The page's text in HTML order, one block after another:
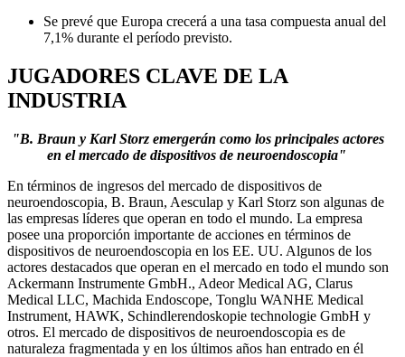
Se prevé que Europa crecerá a una tasa compuesta anual del
7,1% durante el período previsto.
JUGADORES CLAVE DE LA
INDUSTRIA
"B. Braun y Karl Storz emergerán como los principales actores
en el mercado de dispositivos de neuroendoscopia"
En términos de ingresos del mercado de dispositivos de
neuroendoscopia, B. Braun, Aesculap y Karl Storz son algunas de
las empresas líderes que operan en todo el mundo. La empresa
posee una proporción importante de acciones en términos de
dispositivos de neuroendoscopia en los EE. UU. Algunos de los
actores destacados que operan en el mercado en todo el mundo son
Ackermann Instrumente GmbH., Adeor Medical AG, Clarus
Medical LLC, Machida Endoscope, Tonglu WANHE Medical
Instrument, HAWK, Schindlerendoskopie technologie GmbH y
otros. El mercado de dispositivos de neuroendoscopia es de
naturaleza fragmentada y en los últimos años han entrado en él